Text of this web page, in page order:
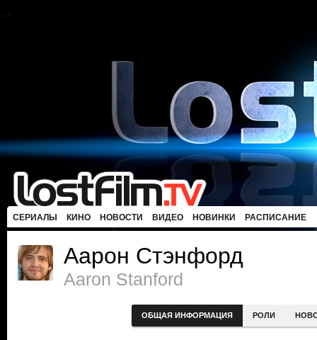
СЕРИАЛЫ КИНО НОВОСТИ ВИДЕО НОВИНКИ РАСПИСАНИЕ
Аарон Стэнфорд
Aaron Stanford
ОБЩАЯ ИНФОРМАЦИЯ РОЛИ